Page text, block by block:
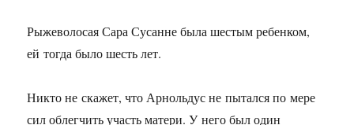
Рыжеволосая Сара Сусанне была шестым ребенком,
ей тогда было шесть лет.
Никто не скажет, что Арнольдус не пытался по мере
сил облегчить участь матери. У него был один